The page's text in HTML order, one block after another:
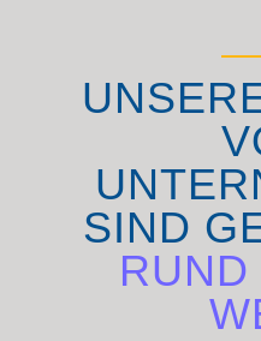
SIND